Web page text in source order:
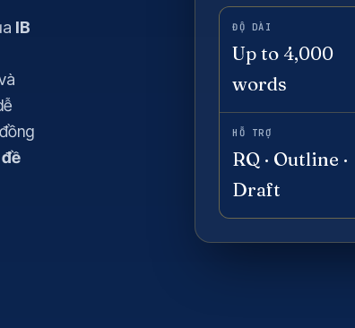
IB
ĐỘ DÀI
Up to 4,000
words
HỖ TRỢ
RQ · Outline ·
Draft